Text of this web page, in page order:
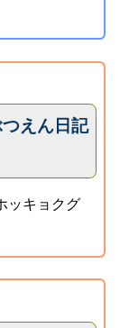
えん日記
ッキョクグ